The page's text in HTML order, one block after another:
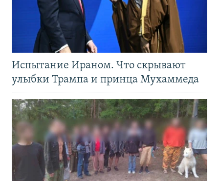
Испытание Ираном. Что скрывают
улыбки Трампа и принца Мухаммеда